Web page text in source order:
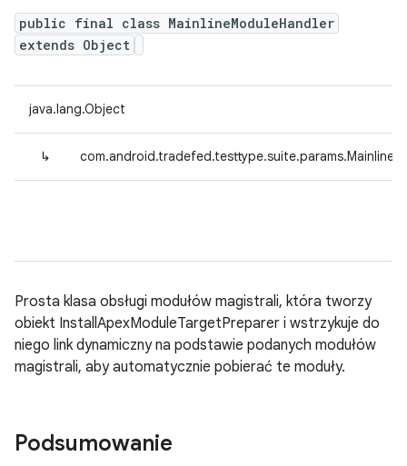
public final class MainlineModuleHandler
extends Object
java.lang.Object
↳
Prosta klasa obsługi modułów magistrali, która tworzy
obiekt InstallApexModuleTargetPreparer i wstrzykuje do
niego link dynamiczny na podstawie podanych modułów
magistrali, aby automatycznie pobierać te moduły.
Podsumowanie